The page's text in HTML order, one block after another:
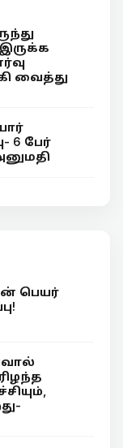
வைத்து
6 பேர்
பெயர்